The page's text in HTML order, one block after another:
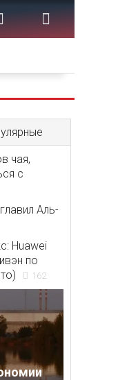
чая,
с
Аль-
Huawei
по
162